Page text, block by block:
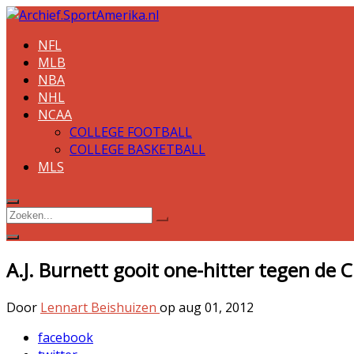
NFL
MLB
NBA
NHL
NCAA
COLLEGE FOOTBALL
COLLEGE BASKETBALL
MLS
A.J. Burnett gooit one-hitter tegen de
Door Lennart Beishuizen op aug 01, 2012
facebook